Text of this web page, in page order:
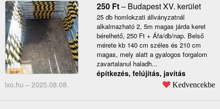
250 Ft– Budapest XV. kerület
25 db homlokzati állványzatnál
alkalmazható 2, 5m magas járda keret
bérelhető, 250 Ft + Áfa/db/nap. Belső
mérete kb 140 cm széles és 210 cm
magas, mely alatt a gyalogos forgalom
zavartalanul haladh...
építkezés, felújítás, javítás
lxo.hu – 2025.08.08. Kedvencekbe